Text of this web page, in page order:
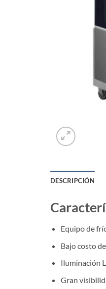
DESCRIPCIÓN
Equipo de
Bajo costo
Iluminación
Gran